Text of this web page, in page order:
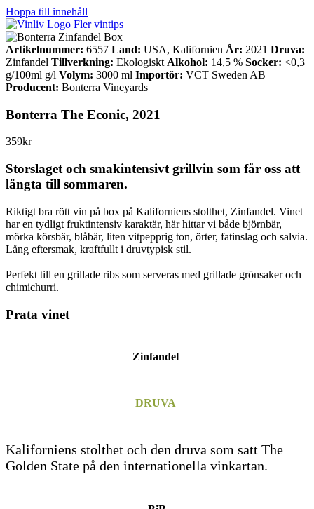
Hoppa till innehåll
Fler vintips
Artikelnummer: 6557 Land: USA, Kalifornien År: 2021 Druva:
Zinfandel Tillverkning: Ekologiskt Alkohol: 14,5 % Socker: <0,3
g/100ml g/l Volym: 3000 ml Importör: VCT Sweden AB
Producent: Bonterra Vineyards
Bonterra The Econic, 2021
359kr
Storslaget och smakintensivt grillvin som får oss att
längta till sommaren.
Riktigt bra rött vin på box på Kaliforniens stolthet, Zinfandel. Vinet
har en tydligt fruktintensiv karaktär, här hittar vi både björnbär,
mörka körsbär, blåbär, liten vitpepprig ton, örter, fatinslag och salvia.
Lång eftersmak, kraftfullt i druvtypisk stil.
Perfekt till en grillade ribs som serveras med grillade grönsaker och
chimichurri.
Prata vinet
Zinfandel
DRUVA
Kaliforniens stolthet och den druva som satt The
Golden State på den internationella vinkartan.